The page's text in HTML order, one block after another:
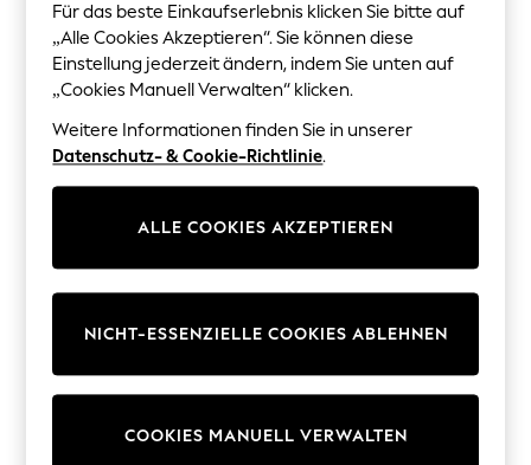
Polo Shirts
Sandals & Flipflops
Shirts
Shorts
Sunglasses
T-Shirts
Vests
Boys Holiday Shop
All Swimwear
Ponchos & Toweling sets
Sun Hats & Caps
Shirts
Sunglasses
Sunsafe Swimwear
Tops & T-Shirts
Für das beste Einkaufserlebnis klicken Sie bitte auf
„Alle Cookies Akzeptieren“. Sie können diese
Einstellung jederzeit ändern, indem Sie unten auf
„Cookies Manuell Verwalten“ klicken.
Weitere Informationen finden Sie in unserer
Datenschutz- & Cookie-Richtlinie.
ALLE COOKIES AKZEPTIEREN
COOKIES MANUELL VERWALTEN
NICHT-ESSENZIELLE COOKIES ABLEHNEN